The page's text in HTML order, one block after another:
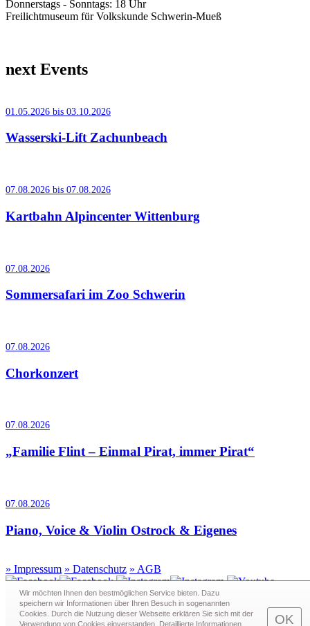
Donnerstags - Sonntags: 18 Uhr
Freilichtmuseum für Volkskunde Schwerin-Mueß
next Events
01.05.2026 bis 03.10.2026
Wasserski-Lift Zachunbeach
07.08.2026 bis 07.08.2026
Kartbahn Alpincenter Wittenburg
07.08.2026
Sommersafari im Zoo Schwerin
07.08.2026
Chorkonzert
07.08.2026
„Familie Flint – Einmal Pirat, immer Pirat“
07.08.2026
Piano, Voice & Violin Ostrock & Eigenes
» Impressum » Datenschutz » AGB
Redaktion · Graf-Schack-Alle 8 · 19053 Schwerin
Wir möchten Ihnen den bestmöglichen Service bieten. Dazu
speichern wir Informationen über Ihren Besuch in sogenann­ten
Cookies. Durch die Nutzung dieser Webseite erklären Sie sich mit der
Verwendung von Cookies einverstanden. Detaillierte Informationen
OK